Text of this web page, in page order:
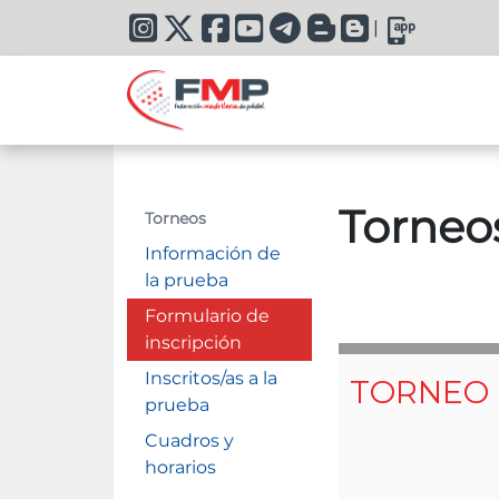
|
Torneos
Información de
la prueba
Formulario de
inscripción
Inscritos/as a la
prueba
Cuadros y
horarios